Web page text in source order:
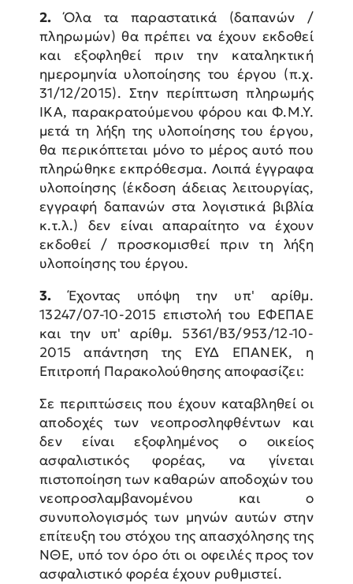
2. Όλα τα παραστατικά (δαπανών /
πληρωμών) θα πρέπει να έχουν εκδοθεί
και εξοφληθεί πριν την καταληκτική
ημερομηνία υλοποίησης του έργου (π.χ.
31/12/2015). Στην περίπτωση πληρωμής
ΙΚΑ, παρακρατούμενου φόρου και Φ.Μ.Υ.
μετά τη λήξη της υλοποίησης του έργου,
θα περικόπτεται μόνο το μέρος αυτό που
πληρώθηκε εκπρόθεσμα. Λοιπά έγγραφα
υλοποίησης (έκδοση άδειας λειτουργίας,
εγγραφή δαπανών στα λογιστικά βιβλία
κ.τ.λ.) δεν είναι απαραίτητο να έχουν
εκδοθεί / προσκομισθεί πριν τη λήξη
υλοποίησης του έργου.
3. Έχοντας υπόψη την υπ' αρίθμ.
13247/07-10-2015 επιστολή του ΕΦΕΠΑΕ
και την υπ' αρίθμ. 5361/Β3/953/12-10-
2015 απάντηση της ΕΥΔ ΕΠΑΝΕΚ, η
Επιτροπή Παρακολούθησης αποφασίζει:
Σε περιπτώσεις που έχουν καταβληθεί οι
αποδοχές των νεοπροσληφθέντων και
δεν είναι εξοφλημένος ο οικείος
ασφαλιστικός φορέας, να γίνεται
πιστοποίηση των καθαρών αποδοχών του
νεοπροσλαμβανομένου και ο
συνυπολογισμός των μηνών αυτών στην
επίτευξη του στόχου της απασχόλησης της
ΝΘΕ, υπό τον όρο ότι οι οφειλές προς τον
ασφαλιστικό φορέα έχουν ρυθμιστεί.